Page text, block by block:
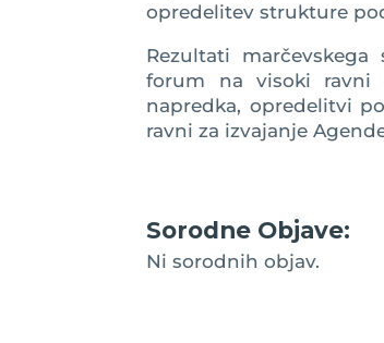
opredelitev strukture
Rezultati
forum na visoki ravni
napredka, opredelitvi
ravni za izvajanje
Sorodne Objave:
Ni sorodnih objav.